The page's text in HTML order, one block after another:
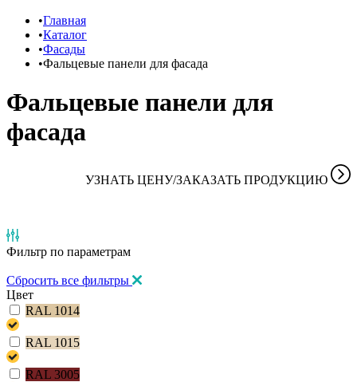
Главная
Каталог
Фасады
Фальцевые панели для фасада
Фальцевые панели для
фасада
УЗНАТЬ ЦЕНУ/ЗАКАЗАТЬ ПРОДУКЦИЮ
Фильтр по параметрам
Сбросить все фильтры
Цвет
RAL 1014
RAL 1015
RAL 3005